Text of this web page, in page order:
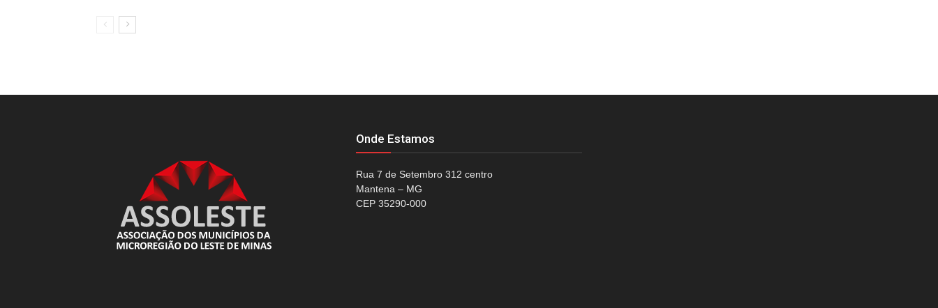
Onde Estamos
Rua 7 de Setembro 312 centro
Mantena – MG
CEP 35290-000